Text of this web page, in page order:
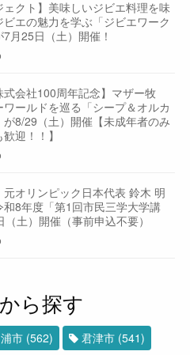
ェクト】美味しいジビエ料理を味
エの魅力を学ぶ「ジビエワーク
月25日（土）開催！
式会社100周年記念】マザー牧
ールドを巡る「シープ＆オルカ
8/29（土）開催【未成年者のみ
迎！！】
元オリンピック日本代表 鈴木 明
和8年度「第1回市民三学大学講
土）開催（事前申込不要）
ら探す
市 (562) 君津市 (541)